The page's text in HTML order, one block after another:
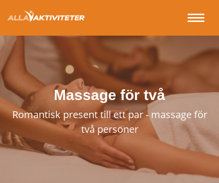
Massage för två
Romantisk present till ett par - massage för
två personer